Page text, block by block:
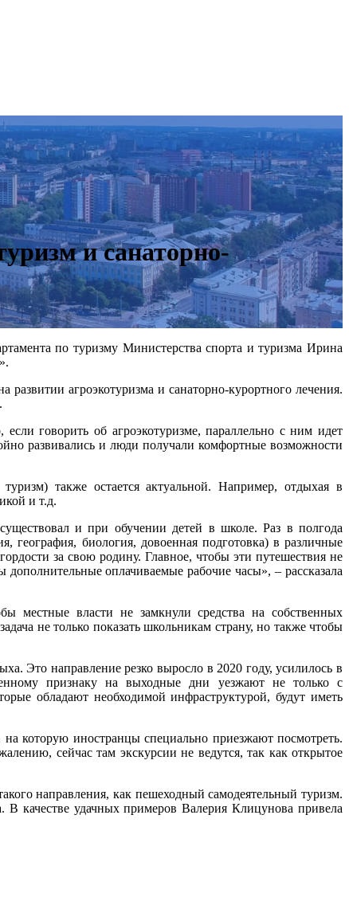
и санаторно-
по туризму Министерства спорта и туризма Ирина
агроэкотуризма и санаторно-курортного лечения.
говорить об агроэкотуризме, параллельно с ним идет
развивались и люди получали комфортные возможности
также остается актуальной. Например, отдыхая в
и т.д.
и при обучении детей в школе. Раз в полгода
география, биология, довоенная подготовка) в различные
за свою родину. Главное, чтобы эти путешествия не
оплачиваемые рабочие часы», – рассказала
местные власти не замкнули средства на собственных
не только показать школьникам страну, но также чтобы
Это направление резко выросло в 2020 году, усилилось в
признаку на выходные дни уезжают не только с
обладают необходимой инфраструктурой, будут иметь
иностранцы специально приезжают посмотреть.
сейчас там экскурсии не ведутся, так как открытое
направления, как пешеходный самодеятельный туризм.
качестве удачных примеров Валерия Клицунова привела